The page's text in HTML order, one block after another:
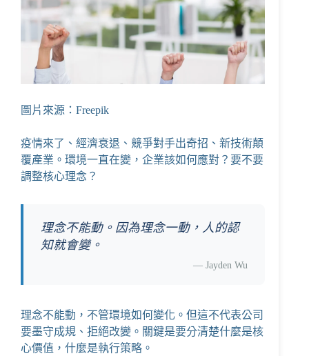
圖片來源：Freepik
疫情來了、經濟衰退、競爭對手出奇招、新技術顛
覆產業。環境一直在變，企業該如何應對？要不要
調整核心理念？
理念不能動。因為理念一動，人的認
知就會變。
—Jayden Wu
理念不能動，不管環境如何變化。但這不代表公司
要墨守成規、拒絕改變。關鍵是要分清楚什麼是核
心價值，什麼是執行策略。